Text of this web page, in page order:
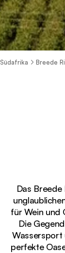
Südafrika Breede
Das
für Wein und
Die
Wassersport
perfekte